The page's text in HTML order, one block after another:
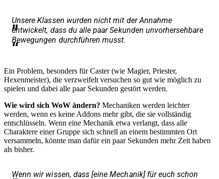
Unsere Klassen wurden nicht mit der Annahme
entwickelt, dass du alle paar Sekunden unvorhersehbare
Bewegungen durchführen musst.
Ein Problem, besonders für Caster (wie Magier, Priester,
Hexenmeister), die verzweifelt versuchen so gut wie möglich zu
spielen und dabei alle paar Sekunden gestört werden.
Wie wird sich WoW ändern? Mechaniken werden leichter
werden, wenn es keine Addons mehr gibt, die sie vollständig
entschlüsseln. Wenn eine Mechanik etwa verlangt, dass alle
Charaktere einer Gruppe sich schnell an einem bestimmten Ort
versammeln, könnte man dafür ein paar Sekunden mehr Zeit haben
als bisher.
Wenn wir wissen, dass [eine Mechanik] für euch schon